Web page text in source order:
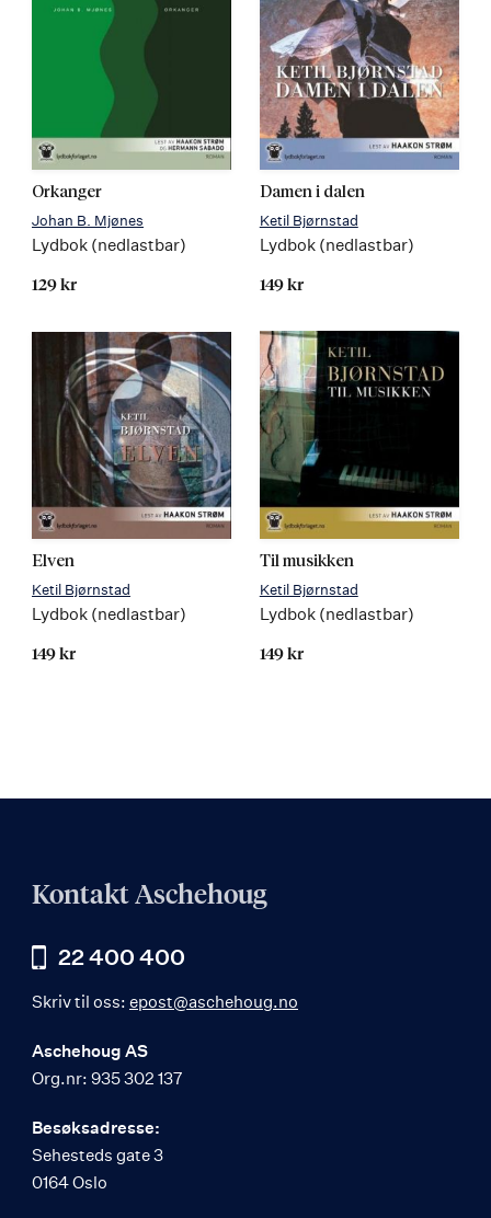
Orkanger
Johan B. Mjønes
Lydbok (nedlastbar)
129 kr
Damen i dalen
Ketil Bjørnstad
Lydbok (nedlastbar)
149 kr
Elven
Ketil Bjørnstad
Lydbok (nedlastbar)
149 kr
Til musikken
Ketil Bjørnstad
Lydbok (nedlastbar)
149 kr
Kontakt Aschehoug
22 400 400
Skriv til oss: epost@aschehoug.no
Aschehoug AS
Org.nr: 935 302 137
Besøksadresse:
Sehesteds gate 3
0164 Oslo